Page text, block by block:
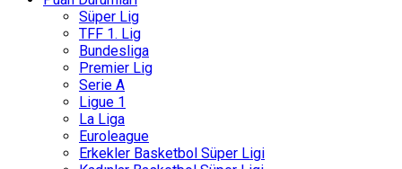
Süper Lig
TFF 1. Lig
Bundesliga
Premier Lig
Serie A
Ligue 1
La Liga
Euroleague
Erkekler Basketbol Süper Ligi